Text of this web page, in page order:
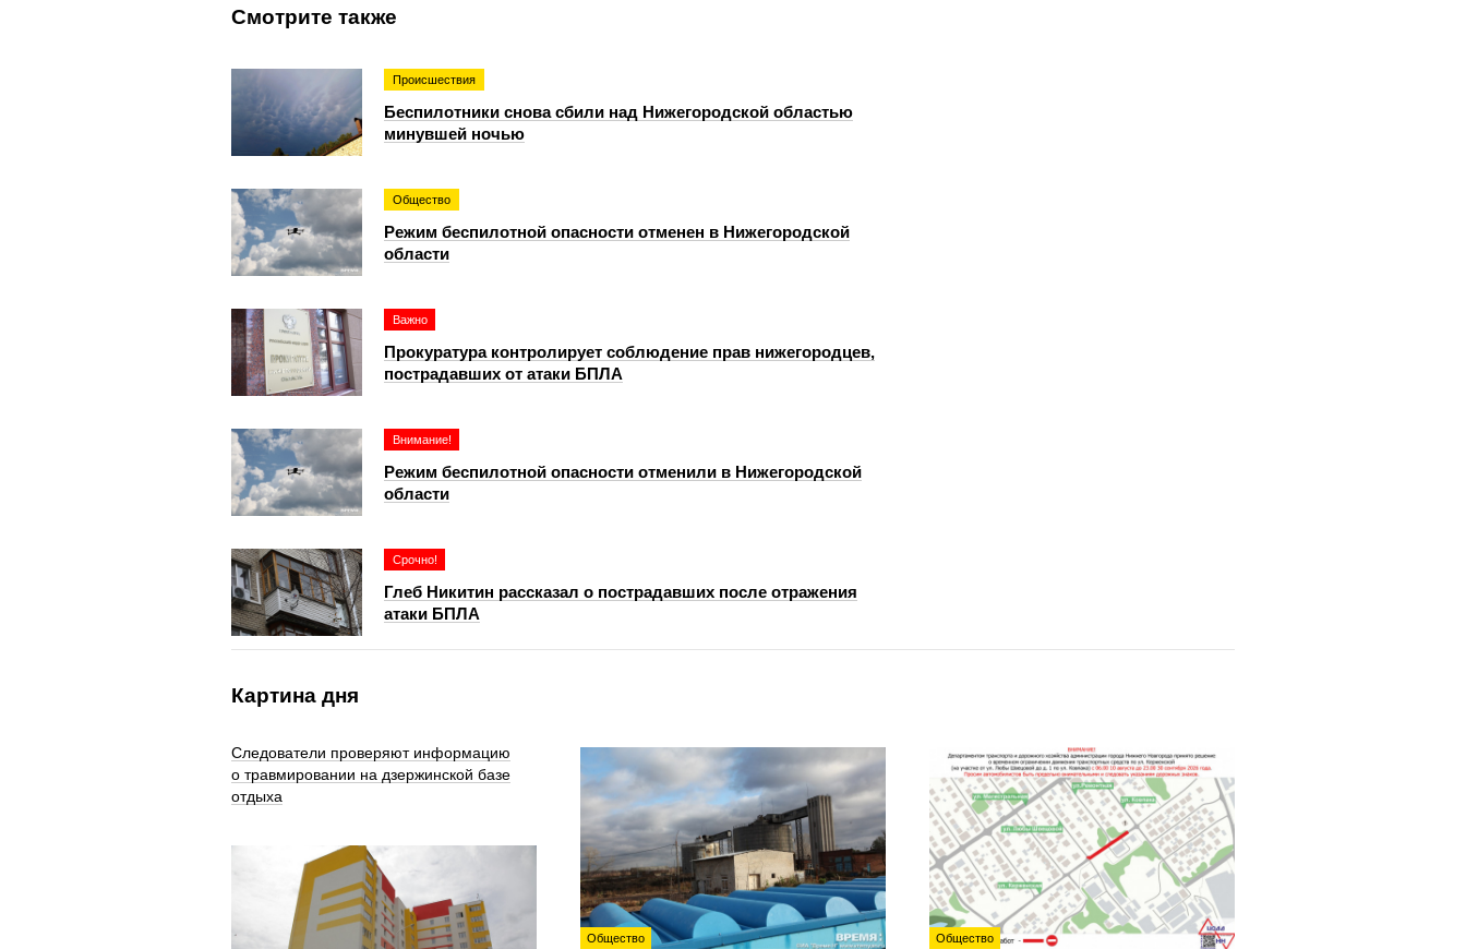
Смотрите также
Происшествия
Беспилотники снова сбили над Нижегородской областью
минувшей ночью
Общество
Режим беспилотной опасности отменен в Нижегородской
области
Важно
Прокуратура контролирует соблюдение прав нижегородцев,
пострадавших от атаки БПЛА
Внимание!
Режим беспилотной опасности отменили в Нижегородской
области
Срочно!
Глеб Никитин рассказал о пострадавших после отражения
атаки БПЛА
Картина дня
Следователи проверяют информацию
о травмировании на дзержинской базе
отдыха
Общество Общество